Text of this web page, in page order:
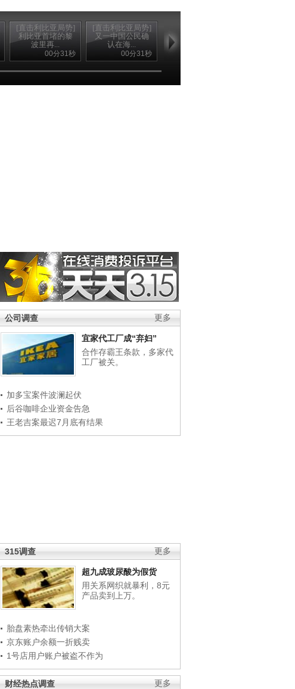
[直击利比亚局势]
利比亚首堵的黎
波里再...
00分31秒
[直击利比亚局势]
又一中国公民确
认在海...
00分31秒
多国领导人聚首
更多
公司调查
宜家代工厂成“弃妇”
合作存霸王条款，多家代
工厂被关。
加多宝案件波澜起伏
后谷咖啡企业资金告急
王老吉案最迟7月底有结果
更多
315调查
超九成玻尿酸为假货
用关系网织就暴利，8元
产品卖到上万。
胎盘素热牵出传销大案
京东账户余额一折贱卖
1号店用户账户被盗不作为
更多
财经热点调查